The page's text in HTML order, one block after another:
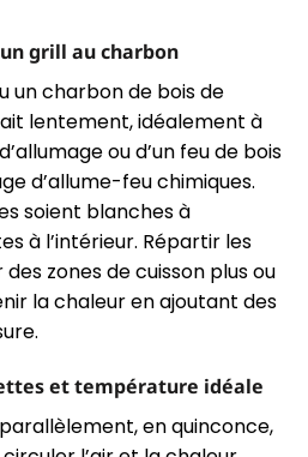
grill au charbon
un charbon de bois de
lentement, idéalement à
ou d’un feu de bois
d’allume-feu chimiques.
soient blanches à
à l’intérieur. Répartir les
zones de cuisson plus ou
la chaleur en ajoutant des
et température idéale
en quinconce,